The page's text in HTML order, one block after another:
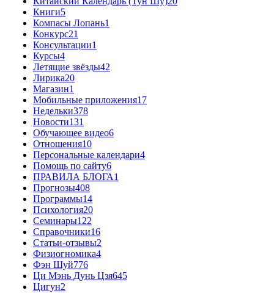
Книги5
Компасы Лопань1
Конкурс21
Консультации1
Курсы4
Летящие звёзды42
Лирика20
Магазин1
Мобильные приложения17
Недельки378
Новости131
Обучающее видео6
Отношения10
Персональные календари4
Помощь по сайту6
ПРАВИЛА БЛОГА1
Прогнозы408
Программы14
Психология20
Семинары122
Справочники16
Статьи-отзывы2
Физиогномика4
Фэн Шуй776
Ци Мэнь Дунь Цзя645
Цигун2